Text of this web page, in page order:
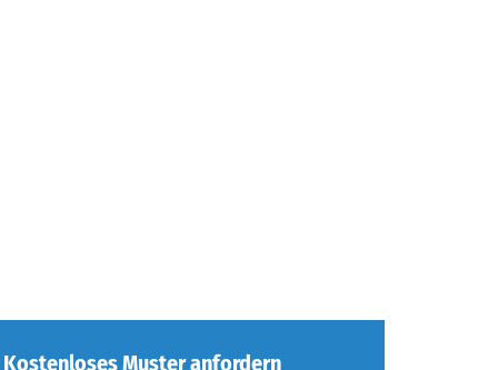
Kostenloses Muster anfordern